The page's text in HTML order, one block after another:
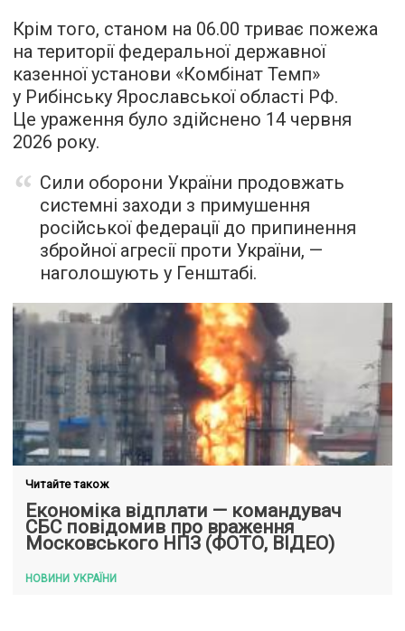
Крім того, станом на 06.00 триває пожежа
на території федеральної державної
казенної установи «Комбінат Темп»
у Рибінську Ярославської області РФ.
Це ураження було здійснено 14 червня
2026 року.
Сили оборони України продовжать
системні заходи з примушення
російської федерації до припинення
збройної агресії проти України, —
наголошують у Генштабі.
Читайте також
Економіка відплати — командувач
СБС повідомив про враження
Московського НПЗ (ФОТО, ВІДЕО)
НОВИНИ УКРАЇНИ